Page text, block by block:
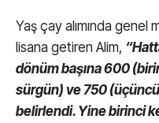
Yaş çay alımında genel
lisana getiren Alim,
dönüm başına 600
sürgün) ve 750
belirlendi. Yine birinci